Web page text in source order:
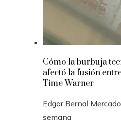
Cómo la burbuja
afectó la fusión
Time Warner
Edgar Bernal Mercado
semana